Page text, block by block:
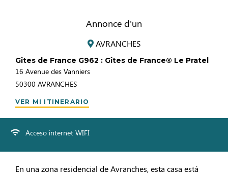
Annonce d'un
AVRANCHES
Gîtes de France G962 : Gîtes de France® Le Pratel
16 Avenue des Vanniers
50300 AVRANCHES
VER MI ITINERARIO
Acceso internet WIFI
En una zona residencial de Avranches, esta casa está